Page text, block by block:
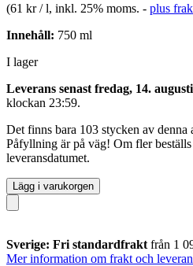
(61 kr / l, inkl. 25% moms. - plus
Innehåll: 750 ml
I lager
Leverans senast fredag, 14. augusti
klockan 23:59.
Det finns bara 103 stycken av
Påfyllning är på väg! Om fler
leveransdatumet.
Lägg i varukorgen
Sverige: Fri standardfrakt från 1
Mer information om frakt och